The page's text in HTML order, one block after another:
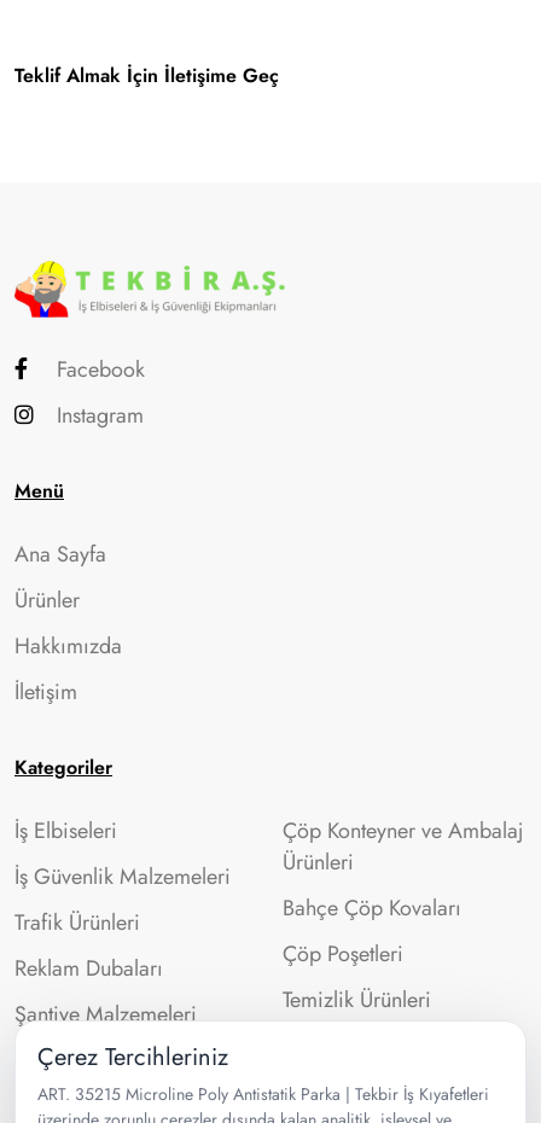
Teklif Almak İçin İletişime Geç
Facebook
Instagram
Menü
Ana Sayfa
Ürünler
Hakkımızda
İletişim
Kategoriler
İş Elbiseleri
İş Güvenlik Malzemeleri
Trafik Ürünleri
Reklam Dubaları
Şantiye Malzemeleri
Çöp Konteyner ve Ambalaj
Ürünleri
Bahçe Çöp Kovaları
Çöp Poşetleri
Temizlik Ürünleri
İletişim Bilgileri
Çerez Tercihleriniz
ART. 35215 Microline Poly Antistatik Parka | Tekbir İş Kıyafetleri